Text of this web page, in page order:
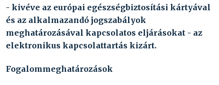
- kivéve az európai egészségbiztosítási kártyával
és az alkalmazandó jogszabályok
meghatározásával kapcsolatos eljárásokat - az
elektronikus kapcsolattartás kizárt.
Fogalommeghatározások